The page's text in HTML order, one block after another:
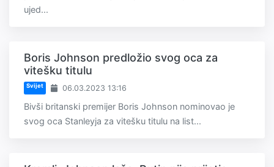
ujed...
Boris Johnson predložio svog oca za
vitešku titulu
Svijet 06.03.2023 13:16
Bivši britanski premijer Boris Johnson nominovao je
svog oca Stanleyja za vitešku titulu na list...